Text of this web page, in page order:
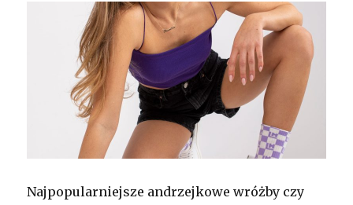
Najpopularniejsze andrzejkowe wróżby czy